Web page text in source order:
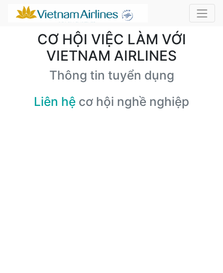
CƠ HỘI VIỆC LÀM VỚI
VIETNAM AIRLINES
Thông tin tuyển dụng
Liên hệ cơ hội nghề nghiệp